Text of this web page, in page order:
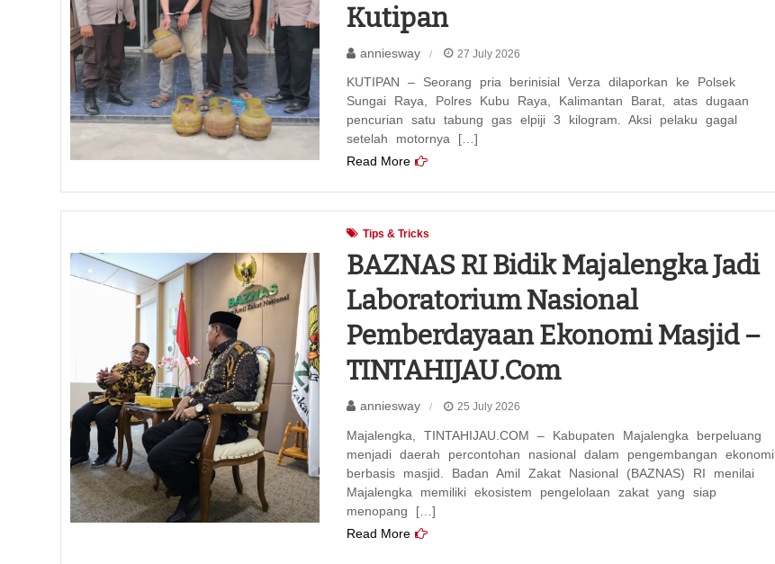
Kutipan
anniesway 27 July 2026
KUTIPAN – Seorang pria berinisial Verza dilaporkan ke Polsek
Sungai Raya, Polres Kubu Raya, Kalimantan Barat, atas dugaan
pencurian satu tabung gas elpiji 3 kilogram. Aksi pelaku gagal
setelah motornya […]
Read More
Tips & Tricks
‎BAZNAS RI Bidik Majalengka Jadi
Laboratorium Nasional
Pemberdayaan Ekonomi Masjid –
TINTAHIJAU.com
anniesway 25 July 2026
‎‎Majalengka, TINTAHIJAU.COM – Kabupaten Majalengka berpeluang
menjadi daerah percontohan nasional dalam pengembangan ekonomi
berbasis masjid. Badan Amil Zakat Nasional (BAZNAS) RI menilai
Majalengka memiliki ekosistem pengelolaan zakat yang siap
menopang […]
Read More